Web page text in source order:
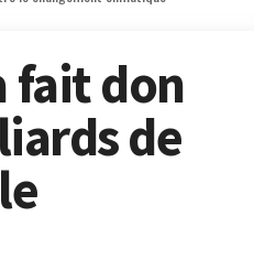
fait don
de